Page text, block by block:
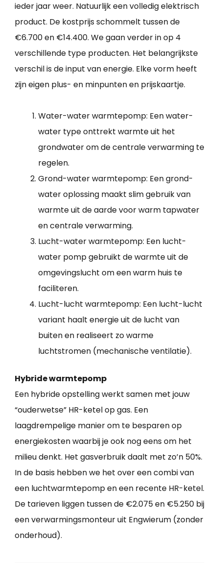
ieder jaar weer. Natuurlijk een volledig elektrisch
product. De kostprijs schommelt tussen de
€6.700 en €14.400. We gaan verder in op 4
verschillende type producten. Het belangrijkste
verschil is de input van energie. Elke vorm heeft
zijn eigen plus- en minpunten en prijskaartje.
Water-water warmtepomp: Een water-
water type onttrekt warmte uit het
grondwater om de centrale verwarming te
regelen.
Grond-water warmtepomp: Een grond-
water oplossing maakt slim gebruik van
warmte uit de aarde voor warm tapwater
en centrale verwarming.
Lucht-water warmtepomp: Een lucht-
water pomp gebruikt de warmte uit de
omgevingslucht om een warm huis te
faciliteren.
Lucht-lucht warmtepomp: Een lucht-lucht
variant haalt energie uit de lucht van
buiten en realiseert zo warme
luchtstromen (mechanische ventilatie).
Hybride warmtepomp
Een hybride opstelling werkt samen met jouw
“ouderwetse” HR-ketel op gas. Een
laagdrempelige manier om te besparen op
energiekosten waarbij je ook nog eens om het
milieu denkt. Het gasverbruik daalt met zo’n 50%.
In de basis hebben we het over een combi van
een luchtwarmtepomp en een recente HR-ketel.
De tarieven liggen tussen de €2.075 en €5.250 bij
een verwarmingsmonteur uit Engwierum (zonder
onderhoud).